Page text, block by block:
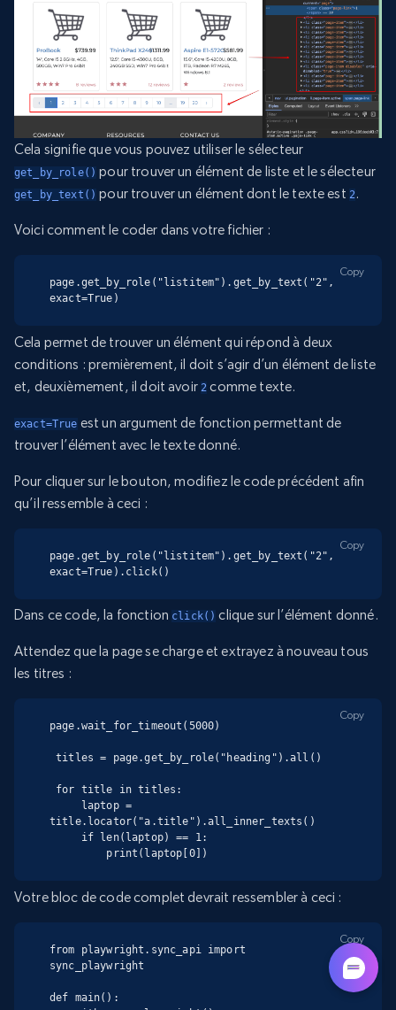
Cela signifie que vous pouvez utiliser le sélecteur
get_by_role() pour trouver un élément de liste et le sélecteur
get_by_text() pour trouver un élément dont le texte est 2.
Voici comment le coder dans votre fichier :
page.get_by_role("listitem").get_by_text("2",
exact=True)
Copy
Cela permet de trouver un élément qui répond à deux
conditions : premièrement, il doit s’agir d’un élément de liste
et, deuxièmement, il doit avoir2 comme texte.
exact=True est un argument de fonction permettant de
trouver l’élément avec le texte donné.
Pour cliquer sur le bouton, modifiez le code précédent afin
qu’il ressemble à ceci :
page.get_by_role("listitem").get_by_text("2",
exact=True).click()
Copy
Dans ce code, la fonction click() clique sur l’élément donné.
Attendez que la page se charge et extrayez à nouveau tous
les titres :
page.wait_for_timeout(5000)
titles = page.get_by_role("heading").all()
title.locator("a.title").all_inner_texts()
         print(laptop[0])
Copy
Votre bloc de code complet devrait ressembler à ceci :
from playwright.sync_api import
sync_playwright
def main():
Copy